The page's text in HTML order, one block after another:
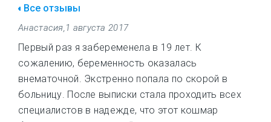
Все отзывы
Анастасия,1 августа 2017
Первый раз я забеременела в 19 лет. К
сожалению, беременность оказалась
внематочной. Экстренно попала по скорой в
больницу. После выписки стала проходить всех
специалистов в надежде, что этот кошмар